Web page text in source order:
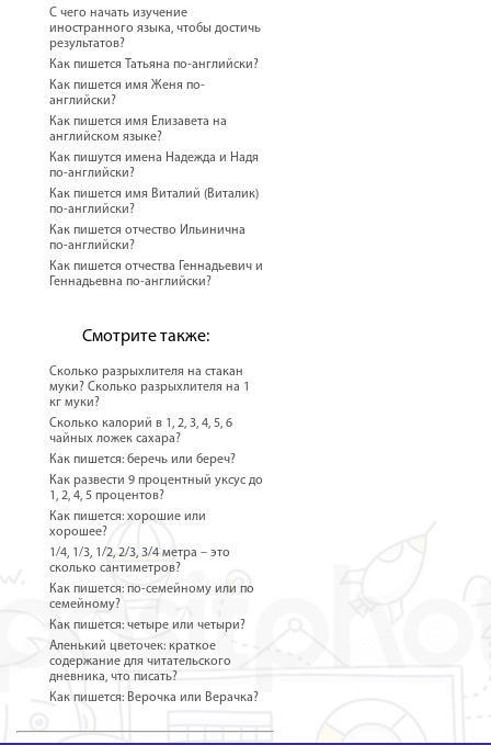
С чего начать изучение
иностранного языка, чтобы достичь
результатов?
Как пишется Татьяна по-английски?
Как пишется имя Женя по-
английски?
Как пишется имя Елизавета на
английском языке?
Как пишутся имена Надежда и Надя
по-английски?
Как пишется имя Виталий (Виталик)
по-английски?
Как пишется отчество Ильинична
по-английски?
Как пишется отчества Геннадьевич и
Геннадьевна по-английски?
Смотрите также:
Сколько разрыхлителя на стакан
муки? Сколько разрыхлителя на 1
кг муки?
Сколько калорий в 1, 2, 3, 4, 5, 6
чайных ложек сахара?
Как пишется: беречь или береч?
Как развести 9 процентный уксус до
1, 2, 4, 5 процентов?
Как пишется: хорошие или
хорошее?
1/4, 1/3, 1/2, 2/3, 3/4 метра – это
сколько сантиметров?
Как пишется: по-семейному или по
семейному?
Как пишется: четыре или четыри?
Аленький цветочек: краткое
содержание для читательского
дневника, что писать?
Как пишется: Верочка или Верачка?